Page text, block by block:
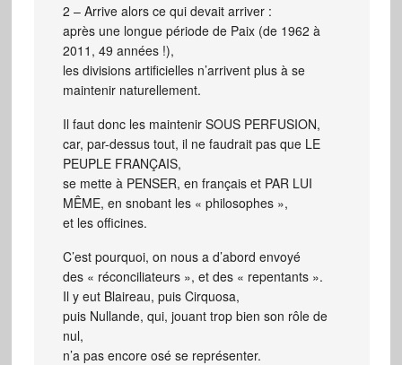
2 – Arrive alors ce qui devait arriver :
après une longue période de Paix (de 1962 à
2011, 49 années !),
les divisions artificielles n’arrivent plus à se
maintenir naturellement.
Il faut donc les maintenir SOUS PERFUSION,
car, par-dessus tout, il ne faudrait pas que LE
PEUPLE FRANÇAIS,
se mette à PENSER, en français et PAR LUI
MÊME, en snobant les « philosophes »,
et les officines.
C’est pourquoi, on nous a d’abord envoyé
des « réconciliateurs », et des « repentants ».
Il y eut Blaireau, puis Cirquosa,
puis Nullande, qui, jouant trop bien son rôle de
nul,
n’a pas encore osé se représenter.